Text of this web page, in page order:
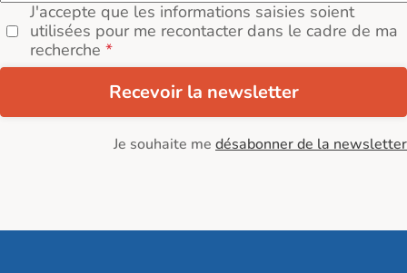
J'accepte que les informations saisies soient
utilisées pour me recontacter dans le cadre de ma
recherche
Recevoir la newsletter
Je souhaite me désabonner de la newsletter